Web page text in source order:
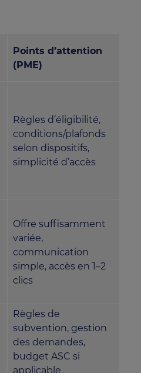
Points d’attention
(PME)
Règles d’éligibilité,
conditions/plafonds
selon dispositifs,
simplicité d’accès
Offre suffisamment
variée,
communication
simple, accès en 1–2
clics
Règles de
subvention, gestion
des demandes,
budget ASC si
applicable